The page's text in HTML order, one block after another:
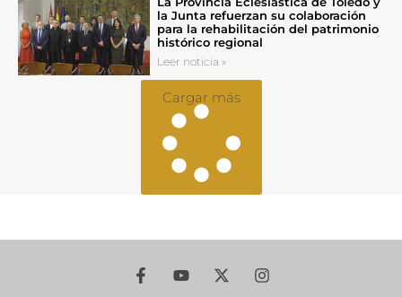
la Junta refuerzan su colaboración
para la rehabilitación del patrimonio
histórico regional
Leer noticia »
Cargar más